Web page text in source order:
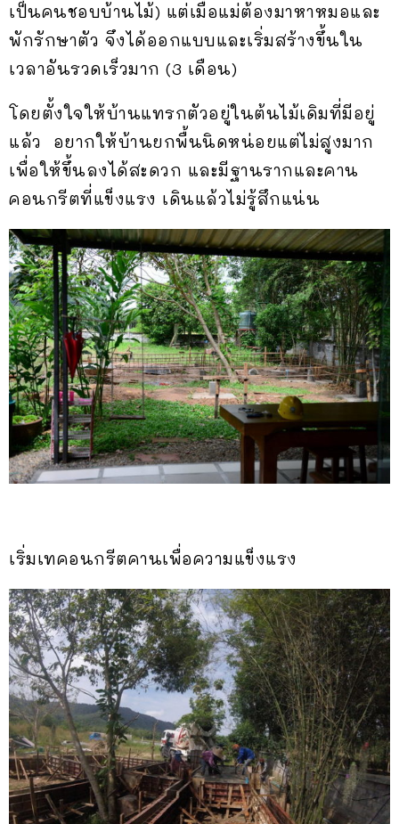
เป็นคนชอบบ้านไม้) แต่เมื่อแม่ต้องมาหาหมอและ
พักรักษาตัว จึงได้ออกแบบและเริ่มสร้างขึ้นใน
เวลาอันรวดเร็วมาก (3 เดือน)
โดยตั้งใจให้บ้านแทรกตัวอยู่ในต้นไม้เดิมที่มีอยู่
แล้ว อยากให้บ้านยกพื้นนิดหน่อยแต่ไม่สูงมาก
เพื่อให้ขึ้นลงได้สะดวก และมีฐานรากและคาน
คอนกรีตที่แข็งแรง เดินแล้วไม่รู้สึกแน่น
เริ่มเทคอนกรีตคานเพื่อความแข็งแรง